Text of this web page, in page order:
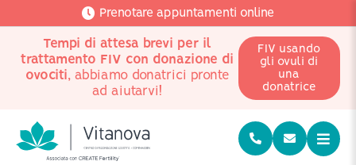
Prenotare appuntamenti online
Tempi di attesa brevi per il
trattamento FIV con donazione di
ovociti, abbiamo donatrici pronte
ad aiutarvi!
FIV usando
gli ovuli di
una
donatrice